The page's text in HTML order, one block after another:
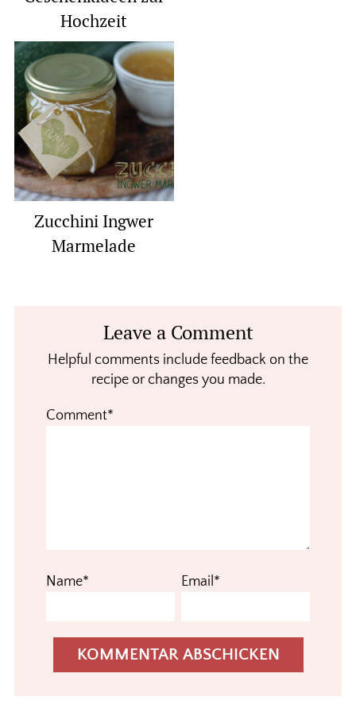
Hochzeit
Zucchini Ingwer
Marmelade
InteractionsLeave a Comment
Helpful comments include feedback on the
recipe or changes you made.
Comment*
Name* Email*